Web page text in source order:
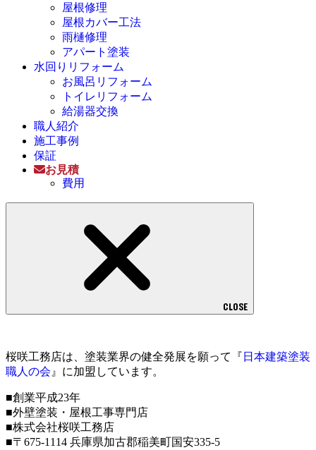
屋根修理
屋根カバー工法
雨樋修理
アパート塗装
水回りリフォーム
お風呂リフォーム
トイレリフォーム
給湯器交換
職人紹介
施工事例
保証
お見積
費用
CLOSE
桜咲工務店は、塗装業界の健全発展を願って『 日本建築塗装
職人の会 』に加盟しています。
■創業平成23年
■外壁塗装・屋根工事専門店
■株式会社桜咲工務店
■〒675-1114 兵庫県加古郡稲美町国安335-5